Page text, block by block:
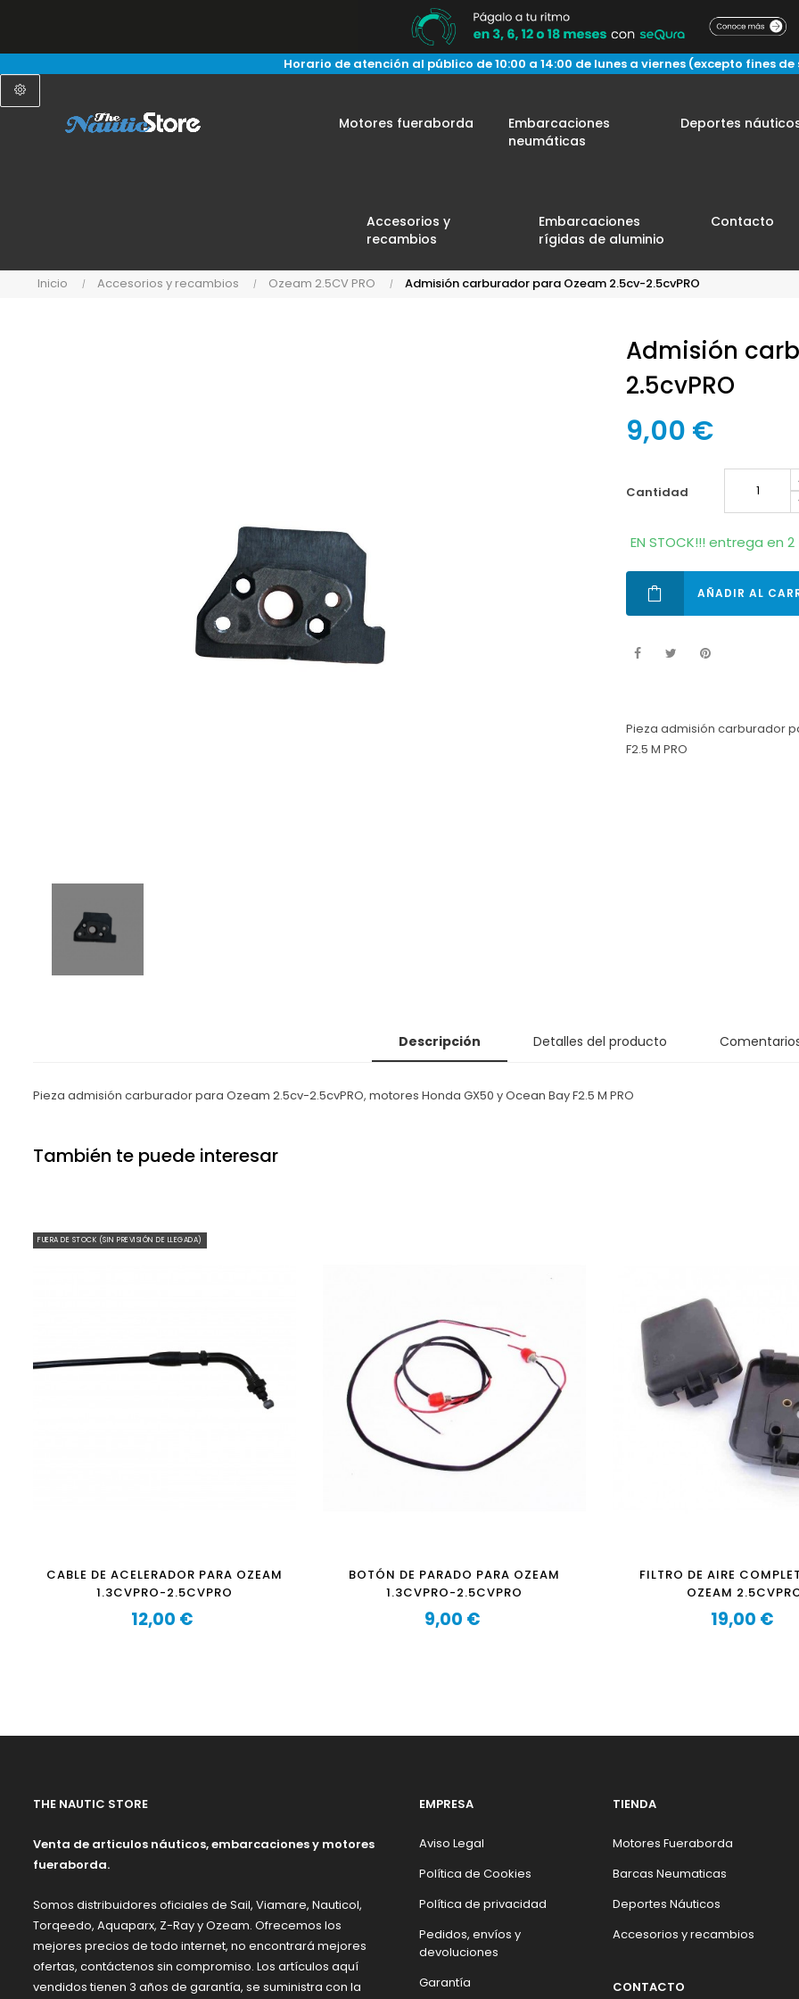
Horario de atención al público de 10:00 a 14:00 de lunes a viernes (excepto fines
Motores fueraborda
Embarcaciones
neumáticas
Deportes
Accesorios y
recambios
Embarcaciones
rígidas de aluminio
Contacto
Inicio Accesorios y recambios Ozeam 2.5CV PRO Admisión carburador para Ozeam 2.5cv-2.5cvPRO
Admisión
2.5cvPRO
9,00 €
cantidad
EN STOCK!!! entrega en
AÑADIR AL
Pieza admisión carburador
F2.5 M PRO
Descripción Detalles del producto
Pieza admisión carburador para Ozeam 2.5cv-2.5cvPRO, motores Honda GX50 y Ocean Bay F2.5 M PRO
También te puede interesar
FUERA DE STOCK (SIN PREVISIÓN DE LLEGADA)
CABLE DE ACELERADOR PARA OZEAM
1.3CVPRO-2.5CVPRO
Precio
12,00 €
BOTÓN DE PARADO PARA OZEAM
1.3CVPRO-2.5CVPRO
Precio
9,00 €
FILTRO DE AIRE
OZEAM
Precio
19,00 €
THE NAUTIC STORE
Venta de articulos náuticos, embarcaciones y motores
fueraborda.
Somos distribuidores oficiales de Sail, Viamare, Nauticol,
Torqeedo, Aquaparx, Z-Ray y Ozeam. Ofrecemos los
mejores precios de todo internet, no encontrará mejores
ofertas, contáctenos sin compromiso. Los artículos aquí
vendidos tienen 3 años de garantía, se suministra con la
EMPRESA
Aviso Legal
Política de Cookies
Política de privacidad
Pedidos, envíos y
devoluciones
Garantía
TIENDA
Motores Fueraborda
Barcas Neumaticas
Deportes Náuticos
Accesorios y recambios
CONTACTO